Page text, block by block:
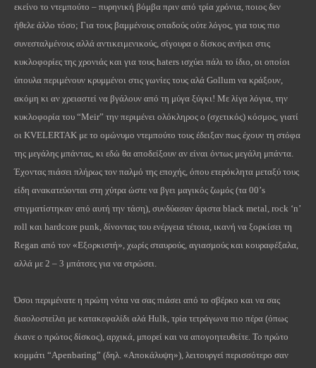
εκείνο το ντεμπούτο – πυρηνική βόμβα πριν από τρία χρόνια, ποιος δεν
ήθελε άλλο τόσο; Για τους βαμμένους οπαδούς ούτε λόγος, για τους πιο
συνεσταλμένους αλλά αντικειμενικούς, σίγουρα ο δίσκος ανήκει στις
κυκλοφορίες της χρονιάς και για τους haters ισχύει πάλι το ίδιο, οι οποίοι
ύπουλα περιμένουν κρυμμένοι στις γωνίες τους αλά Gollum να κράξουν,
ακόμη κι αν χρειαστεί να βγάλουν από τη μύγα ξύγκι! Με λίγα λόγια, την
κυκλοφορία του “Meir” την περιμένει ολόκληρος ο (σχετικός) κόσμος, γιατί
οι KVELERTAK με το ομώνυμο ντεμπούτο τους έδειξαν πως έχουν τη στόφα
της μεγάλης μπάντας, κι εδώ θα αποδείξουν αν είναι όντως μεγάλη μπάντα.
Έχοντας πιάσει πλήρως τον παλμό της εποχής, όπου ετερόκλητα μεταξύ τους
είδη ανακατεύονται στη χύτρα ώστε να βγει μαγικός ζωμός (τα 00’s
στιγματίστηκαν από αυτή την τάση), συνδύασαν άριστα black metal rock ‘n’
roll και hardcore punk , δίνοντας του ενέργεια τέτοια, ικανή να ξορκίσει τη
Regan από τον «Εξορκιστή», χωρίς σταυρούς, αγιασμούς και κουραφέξαλα,
αλλά με 2 – 3 μπάτσες για να στρώσει.
Όσοι περιμένατε η πρώτη νότα να σας πιάσει από το σβέρκο και να σας
διαολοστείλει με κατακεφαλίδι αλά Hulk , τρία τετράγωνα πιο πέρα (όπως
έκανε ο πρώτος δίσκος), αρχικά, μπορεί και να απογοητευθείτε. Το πρώτο
κομμάτι “Apenbaring” (δηλ. «Αποκάλυψη»), λειτουργεί περισσότερο σαν